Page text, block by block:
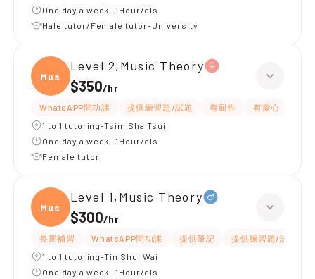
One day a week -1Hour/cls
Male tutor/Female tutor-University
Music
Level 2,Music Theory
$350/hr
WhatsAPP問功課 提供練習題/試題 有耐性
有愛心
1 to 1 tutoring-Tsim Sha Tsui
One day a week -1Hour/cls
Female tutor
Music
Level 1,Music Theory
$300/hr
長期補習 WhatsAPP問功課 提供筆記 提供練習題/試題
1 to 1 tutoring-Tin Shui Wai
One day a week -1Hour/cls